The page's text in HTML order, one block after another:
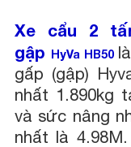
Xe cẩu 2
gập HyVa HB50
gấp (gập)
nhất 1.890kg
và sức nâng
nhất là